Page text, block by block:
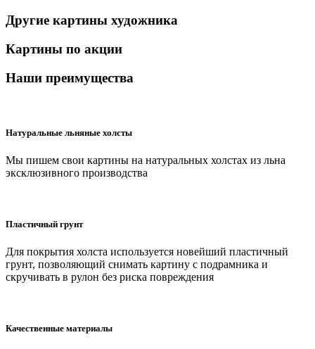
Другие картины художника
Картины по акции
Наши преимущества
Натуральные льняные холсты
Мы пишем свои картины на натуральных холстах из льна
эксклюзивного производства
Пластичный грунт
Для покрытия холста используется новейший пластичный
грунт, позволяющий снимать картину с подрамника и
скручивать в рулон без риска повреждения
Качественные материалы